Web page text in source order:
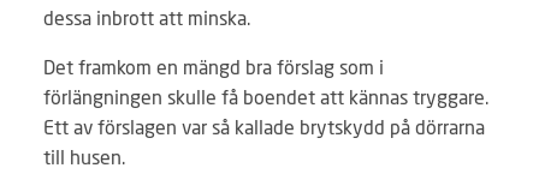
dessa inbrott att minska.
Det framkom en mängd bra förslag som i
förlängningen skulle få boendet att kännas tryggare.
Ett av förslagen var så kallade brytskydd på dörrarna
till husen.